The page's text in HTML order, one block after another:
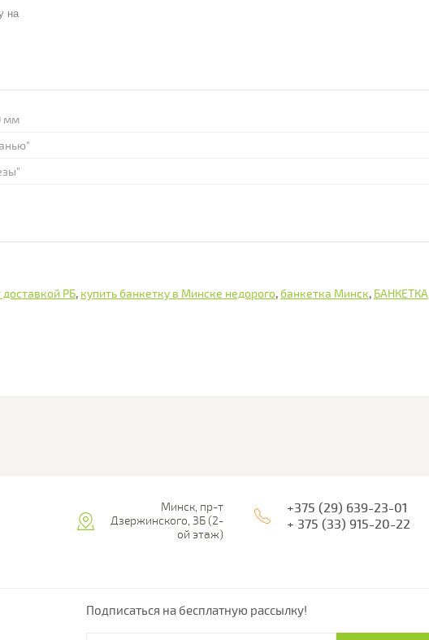
на
мм
доставкой РБ, купить банкетку в Минске недорого, банкетка Минск, БАНКЕТКА
Минск, пр-т
Дзержинского, 3Б (2-
ой этаж)
+375 (29) 639-23-01
+ 375 (33) 915-20-22
Подписаться на бесплатную рассылку!